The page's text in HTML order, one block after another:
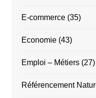
E-commerce(35)
Economie(43)
Emploi – Métiers(27)
Référencement